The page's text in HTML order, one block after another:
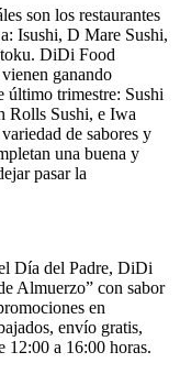
son los restaurantes
Isushi, D Mare Sushi,
DiDi Food
ganando
último trimestre: Sushi
Rolls Sushi, e Iwa
de sabores y
una buena y
pasar la
Día del Padre, DiDi
Almuerzo” con sabor
en
envío gratis,
12:00 a 16:00 horas.